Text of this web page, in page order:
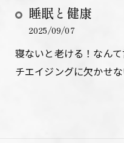
睡眠と健康
2025/09/07
寝ないと老ける！なん
チエイジングに欠かせ